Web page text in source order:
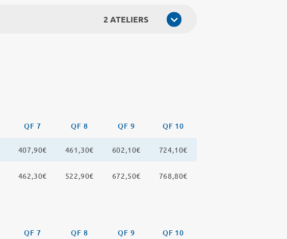
2 ATELIERS
QF 7 QF 8 QF 9 QF 10
407,90€ 461,30€ 602,10€ 724,10€
462,30€ 522,90€ 672,50€ 768,80€
QF 7 QF 8 QF 9 QF 10